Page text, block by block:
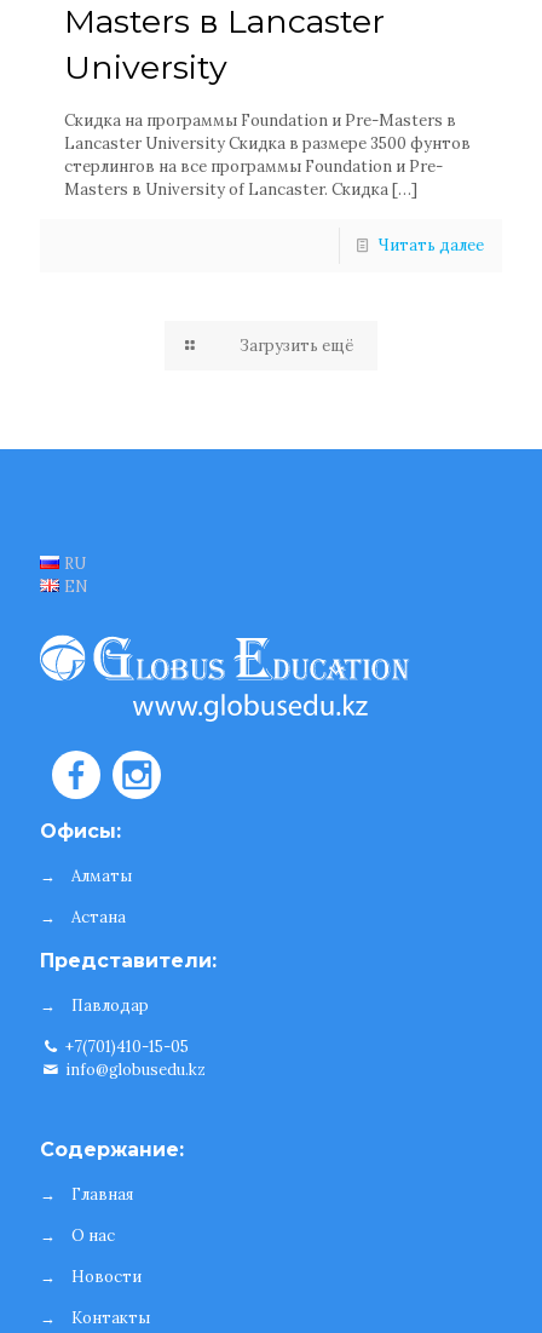
Masters в Lancaster
University
Скидка на программы Foundation и Pre-Masters в
Lancaster University Скидка в размере 3500 фунтов
стерлингов на все программы Foundation и Pre-
Masters в University of Lancaster. Скидка[…]
Читать далее
Загрузить ещё
RU
EN
Офисы:
→
Алматы
→
Астана
Представители:
→
Павлодар
+7(701)410-15-05
info@globusedu.kz
Содержание:
→
Главная
→
О нас
→
Новости
→
Контакты